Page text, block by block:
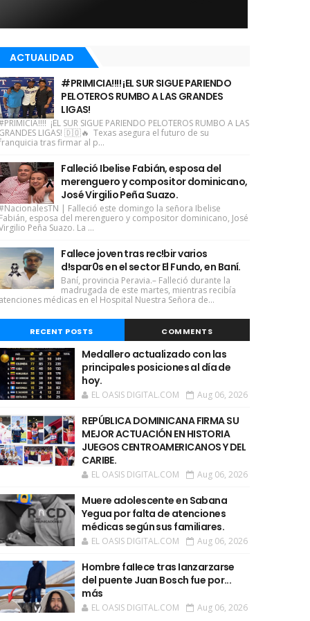
ACTUALIDAD
#PRIMICIA!!!! ¡EL SUR SIGUE PARIENDO
PELOTEROS RUMBO A LAS GRANDES
LIGAS!
¡EL SUR SIGUE PARIENDO PELOTEROS RUMBO A LAS
LIGAS! 🇩🇴🔥 Texas asegura el futuro de su
tras firmar al p...
Falleció Ibelise Fabián, esposa del
merenguero y compositor dominicano,
José Virgilio Peña Suazo.
| Falleció este domingo la señora Ibelise
esposa del merenguero y compositor dominicano, José
Peña Suazo. La ...
Fallece joven tras rec!bir varios
d!spar0s en el sector El Fundo, en Baní.
Baní, provincia Peravia.– Falleció durante la
madrugada de este martes, mientras recibía
médicas en el Hospital Nuestra Señora de...
RECENT POSTS COMMENTS
Medallero actualizado con las
principales posiciones al día de
hoy.
EL OASIS DIGITAL.COM Aug 06, 2026
REPÚBLICA DOMINICANA FIRMA SU
MEJOR ACTUACIÓN EN HISTORIA
JUEGOS CENTROAMERICANOS Y DEL
CARIBE.
EL OASIS DIGITAL.COM Aug 06, 2026
Muere adolescente en Sabana
Yegua por falta de atenciones
médicas según sus familiares.
EL OASIS DIGITAL.COM Aug 06, 2026
Hombre faIIece tras Ianzarzarse
del puente Juan Bosch fue por...
más
EL OASIS DIGITAL.COM Aug 06, 2026